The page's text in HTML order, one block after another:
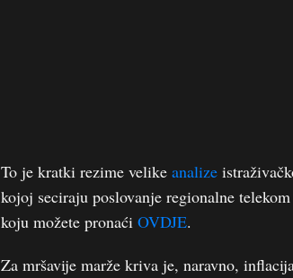
To je kratki rezime velike analize
kojoj seciraju poslovanje regionalne
koju možete pronaći OVDJE.
Za mršavije marže kriva je, naravno,